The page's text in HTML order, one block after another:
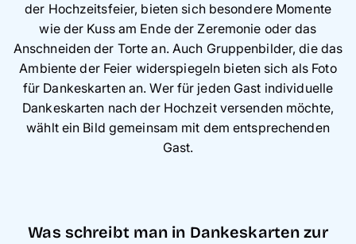
der Hochzeitsfeier, bieten sich besondere Momente
wie der Kuss am Ende der Zeremonie oder das
Anschneiden der Torte an. Auch Gruppenbilder, die das
Ambiente der Feier widerspiegeln bieten sich als Foto
für Dankeskarten an. Wer für jeden Gast individuelle
Dankeskarten nach der Hochzeit versenden möchte,
wählt ein Bild gemeinsam mit dem entsprechenden
Gast.
Was schreibt man in Dankeskarten zur